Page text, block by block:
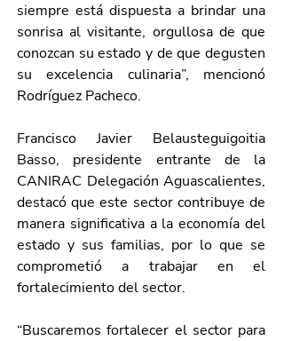
siempre está dispuesta a brindar una
sonrisa al visitante, orgullosa de que
conozcan su estado y de que degusten
su excelencia culinaria”, mencionó
Rodríguez Pacheco.
Francisco Javier Belausteguigoitia
Basso, presidente entrante de la
CANIRAC Delegación Aguascalientes,
destacó que este sector contribuye de
manera significativa a la economía del
estado y sus familias, por lo que se
comprometió a trabajar en el
fortalecimiento del sector.
“Buscaremos fortalecer el sector para